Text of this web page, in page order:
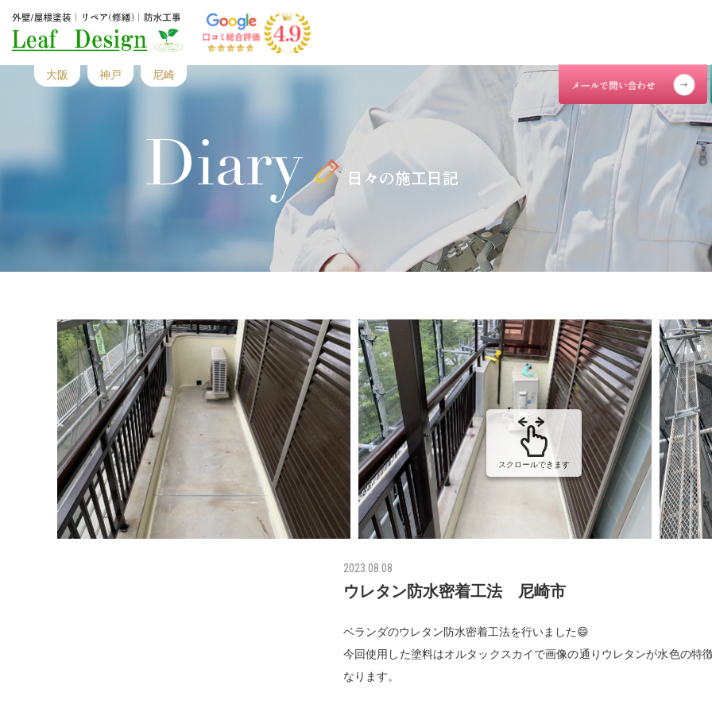
大阪 神戸 尼崎
Diary 日々の施工日記
スクロールできます
2023.08.08
ウレタン防水密着工法 尼崎市
ベランダのウレタン防水密着工法を行いました😄
今回使用した塗料はオルタックスカイで画像の通りウレタンが水色の特
なります。